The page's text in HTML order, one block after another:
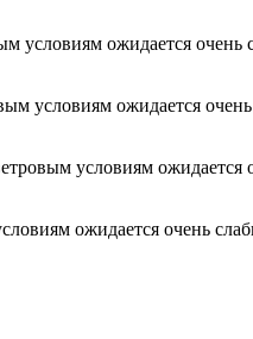
условиям ожидается очень
условиям ожидается
условиям ожидается
ожидается очень